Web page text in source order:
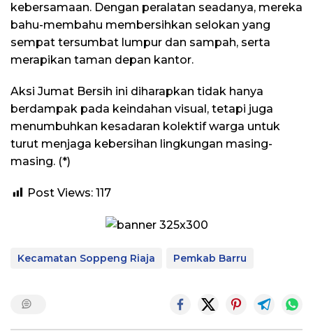
kebersamaan. Dengan peralatan seadanya, mereka
bahu-membahu membersihkan selokan yang
sempat tersumbat lumpur dan sampah, serta
merapikan taman depan kantor.
Aksi Jumat Bersih ini diharapkan tidak hanya
berdampak pada keindahan visual, tetapi juga
menumbuhkan kesadaran kolektif warga untuk
turut menjaga kebersihan lingkungan masing-
masing. (*)
Post Views: 117
Kecamatan Soppeng Riaja Pemkab Barru